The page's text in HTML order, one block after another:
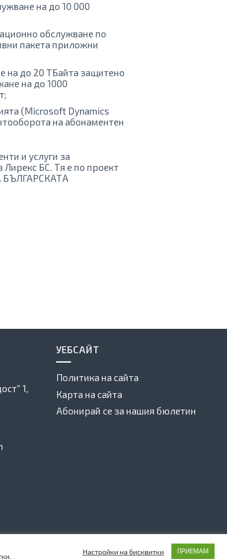
на до 10 000
обслужване по
пакета приложни
на до 20 ТБайта защитено
на до 1000
(Microsoft Dynamics
на абонаментен
и услуги за
БС. Тя е по проект
1,
УЕБСАЙТ
Политика на сайта
Карта на сайта
Абонирай се за нашия бюлетин
Настройки на бисквитки ПРИЕМАМ